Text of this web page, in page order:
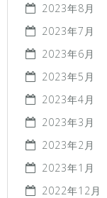
2023年8月
2023年7月
2023年6月
2023年5月
2023年4月
2023年3月
2023年2月
2023年1月
2022年12月